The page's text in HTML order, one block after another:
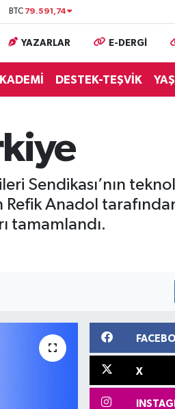
BTC 79.591,74
YAZARLAR E-DERGİ
DESTEK-TEŞVİK
Sendikası’nın
Anadol
tamamlandı.
X